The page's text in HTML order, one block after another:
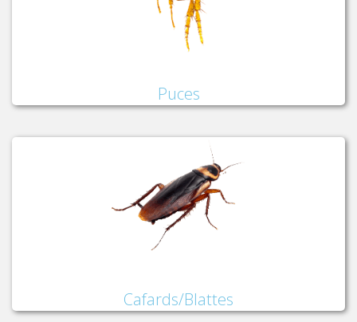
Puces
Cafards/Blattes